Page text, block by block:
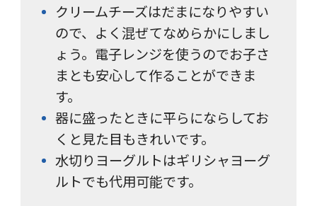
クリームチーズはだまになりやすい
ので、よく混ぜてなめらかにしまし
ょう。電子レンジを使うのでお子さ
まとも安心して作ることができま
す。
器に盛ったときに平らにならしてお
くと見た目もきれいです。
水切りヨーグルトはギリシャヨーグ
ルトでも代用可能です。